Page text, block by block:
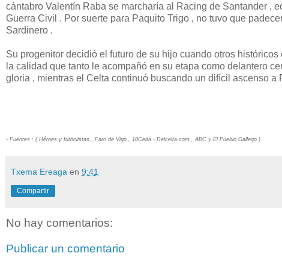
cántabro Valentín Raba se marcharía al Racing de Santander ,
Guerra Civil . Por suerte para Paquito Trigo , no tuvo que
Sardinero .
Su progenitor decidió el futuro de su hijo cuando otros
la calidad que tanto le acompañó en su etapa como delantero
gloria , mientras el Celta continuó buscando un difícil ascenso
- Fuentes : ( Héroes y futbolistas , Faro de Vigo , 10Celta - Delcelta.com , ABC y El Pueblo Gallego ) .
Txema Ereaga en 9:41
Compartir
No hay comentarios:
Publicar un comentario